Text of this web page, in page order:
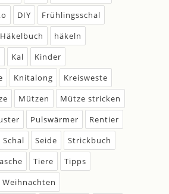
DIY
Frühlingsschal
Häkelbuch
häkeln
Kal
Kinder
Knitalong
Kreisweste
Mützen
Mütze stricken
Pulswärmer
Rentier
Schal Seide
Strickbuch
Tiere
Tipps
Weihnachten